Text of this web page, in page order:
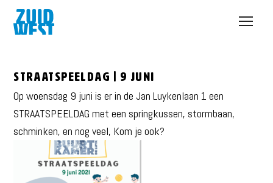
Open
Straatspeeldag | 9 juni
Op woensdag 9 juni is er in de Jan Luykenlaan 1 een
STRAATSPEELDAG met een springkussen, stormbaan,
schminken, en nog veel, Kom je ook?